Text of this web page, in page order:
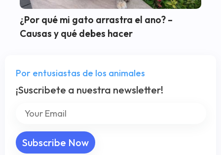
¿Por qué mi gato arrastra el ano? –
Causas y qué debes hacer
Por entusiastas de los animales
¡Suscribete a nuestra newsletter!